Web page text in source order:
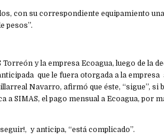
con su correspondiente equipamiento
pesos”.
y la empresa Ecoagua, luego de la
que le fuera otorgada a la empresa
Navarro, afirmó que éste, “sigue”, si
SIMAS, el pago mensual a Ecoagua, por
y anticipa, “está complicado”.